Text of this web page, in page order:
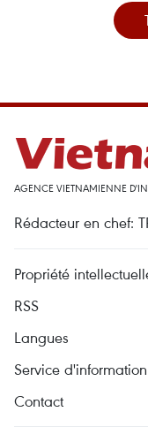
AGENCE VIETNAMIENNE
Rédacteur en chef:
Propriété
RSS
Langues
Service d'information
Contact